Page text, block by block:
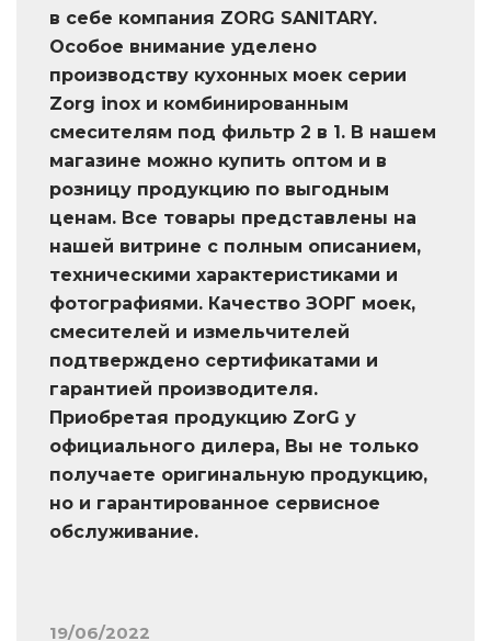
в себе компания ZORG SANITARY.
Особое внимание уделено
производству кухонных моек серии
Zorg inox и комбинированным
смесителям под фильтр 2 в 1. В нашем
магазине можно купить оптом и в
розницу продукцию по выгодным
ценам. Все товары представлены на
нашей витрине с полным описанием,
техническими характеристиками и
фотографиями. Качество ЗОРГ моек,
смесителей и измельчителей
подтверждено сертификатами и
гарантией производителя.
Приобретая продукцию ZorG у
официального дилера, Вы не только
получаете оригинальную продукцию,
но и гарантированное сервисное
обслуживание.
19/06/2022